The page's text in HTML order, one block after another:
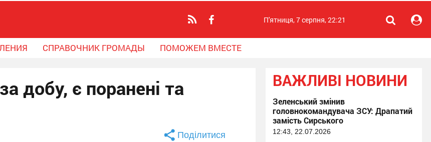
П'ятниця, 7 серпня, 22:21
СПРАВОЧНИК ГРОМАДЫ ПОМОЖЕМ ВМЕСТЕ
добу, є поранені та
Поділитися
ВАЖЛИВІ НОВИНИ
Зеленський змінив
головнокомандувача ЗСУ: Драпатий
замість Сирського
12:43, 22.07.2026